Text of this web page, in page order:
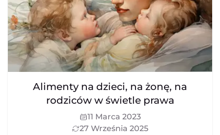
Alimenty na dzieci, na żonę, na
rodziców w świetle prawa
11 Marca 2023
27 Września 2025